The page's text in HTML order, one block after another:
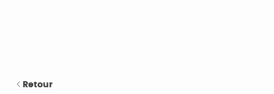
Retour